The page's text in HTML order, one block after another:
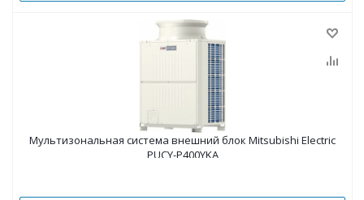
Мультизональная система внешний блок Mitsubishi Electric
PUCY-P400YKA